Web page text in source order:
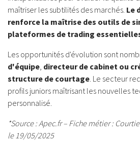
maîtriser les subtilités des marchés. Le
renforce la maîtrise des outils de
plateformes de trading
Les opportunités d'évolution sont
d'équipe, directeur de cabinet ou
structure de courtage. Le secteur
profils juniors maîtrisant les nouvelles
personnalisé.
*Source : Apec.fr – Fiche métier :
le 19/05/2025